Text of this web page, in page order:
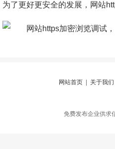
为了更好更安全的发展，网站
网站首页| 关于我们
免费发布企业供求